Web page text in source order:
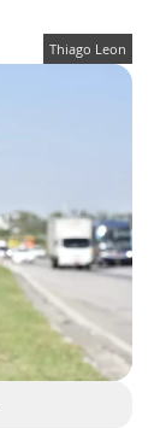
Thiago Leon